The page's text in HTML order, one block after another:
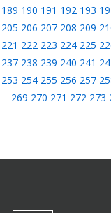
189 190 191 192 193
205 206 207 208 209
221 222 223 224 225
237 238 239 240 241
253 254 255 256 257
269 270 271 272 273